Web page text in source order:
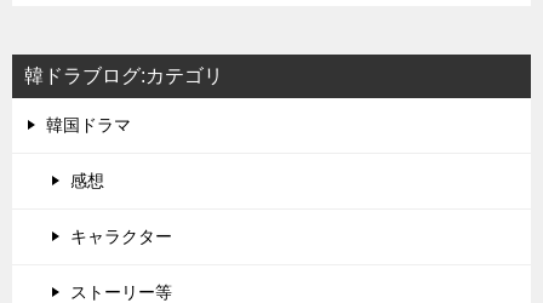
韓ドラブログ:カテゴリ
韓国ドラマ
感想
キャラクター
ストーリー等